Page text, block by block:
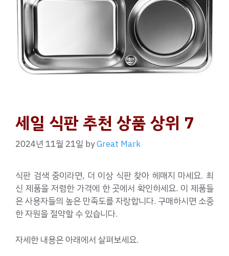
세일 식판 추천 상품 상위 7
2024년 11월 21일 byGreat Mark
식판 검색 중이라면, 더 이상 식판 찾아 헤매지 마세요. 최
신 제품을 저렴한 가격에 한 곳에서 확인하세요. 이 제품들
은 사용자들의 높은 만족도를 자랑합니다. 구매하시면 소중
한 자원을 절약할 수 있습니다.
자세한 내용은 아래에서 살펴보세요.